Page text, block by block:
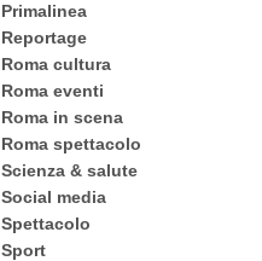
Primalinea
Reportage
Roma cultura
Roma eventi
Roma in scena
Roma spettacolo
Scienza & salute
Social media
Spettacolo
Sport